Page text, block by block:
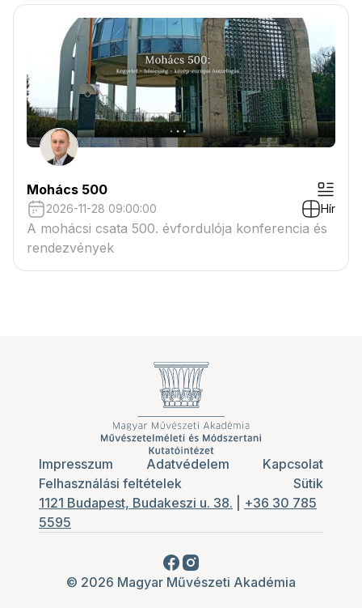
Mohács 500
2026-11-28 09:00:00 Hír
A mohácsi csata 500. évfordulója konferencia és
rendezvények
Impresszum Adatvédelem
Kapcsolat
Felhasználási feltételek
Sütik
1121 Budapest, Budakeszi u. 38.
+36 30 785
5595
© 2026 Magyar Művészeti Akadémia